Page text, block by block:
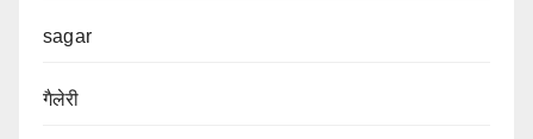
sagar
गैलेरी